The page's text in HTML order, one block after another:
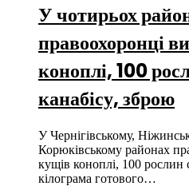
У чотирьох
правоохоронці
коноплі, 100
канабісу, зброю
У Чернігівському,
Корюківському районах
кущів коноплі, 100 рослин
кілограма готового…